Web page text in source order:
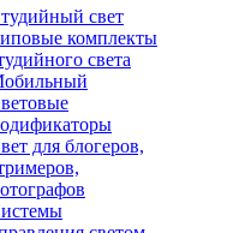
свет
комплекты
света
для блогеров,